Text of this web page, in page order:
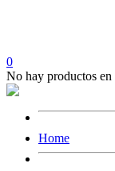
0
No hay productos en
Home